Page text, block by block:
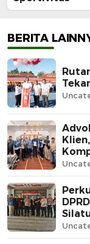
BERITA